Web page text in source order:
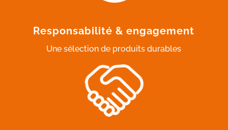
Responsabilité & engagement
Une sélection de produits durables